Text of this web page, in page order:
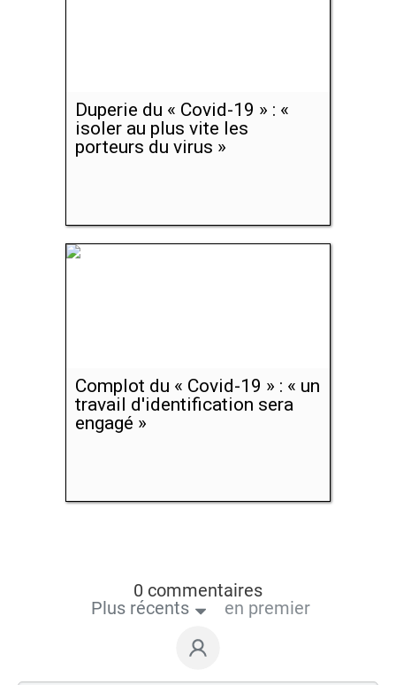
Duperie du « Covid-19 » : «
isoler au plus vite les
porteurs du virus »
Complot du « Covid-19 » : « un
travail d'identification sera
engagé »
0 commentaires
Plus récents
en premier